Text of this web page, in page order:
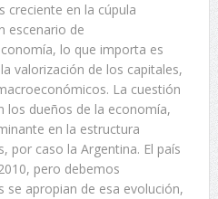
creciente en la cúpula
escenario de
lo que importa es
valorización de los capitales,
La cuestión
los dueños de la economía,
en la estructura
por caso la Argentina. El país
pero debemos
se apropian de esa evolución,